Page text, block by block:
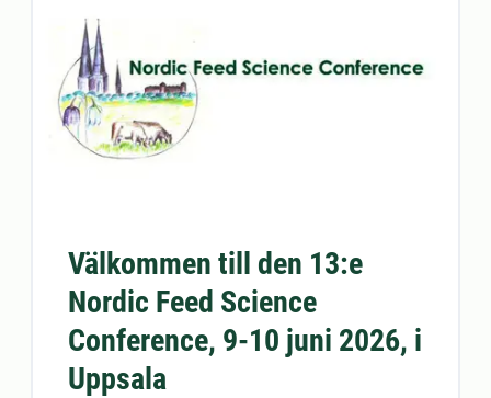
Välkommen till den 13:e
Nordic Feed Science
Conference, 9-10 juni 2026, i
Uppsala